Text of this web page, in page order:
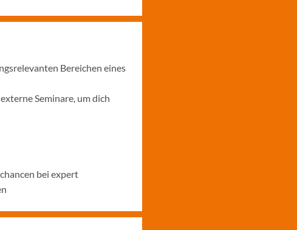
Bereichen eines
Seminare, um dich
bei expert